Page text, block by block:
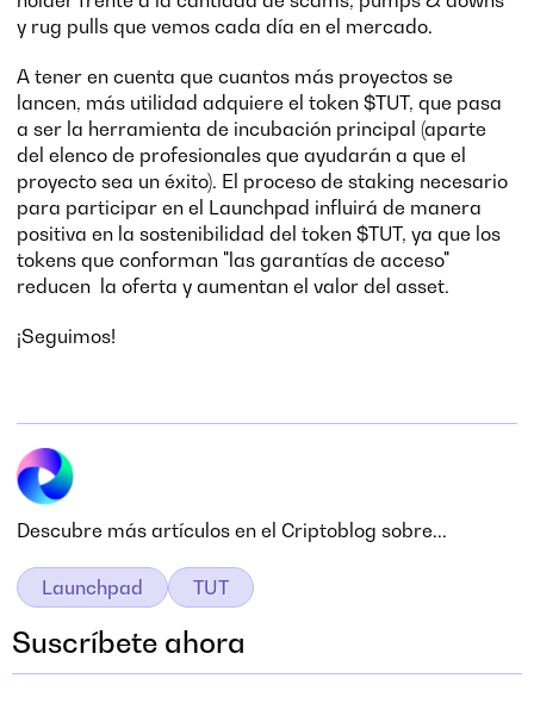
y rug pulls que vemos cada día en el mercado.
A tener en cuenta que cuantos más proyectos se
lancen, más utilidad adquiere el token $TUT, que pasa
a ser la herramienta de incubación principal (aparte
del elenco de profesionales que ayudarán a que el
proyecto sea un éxito). El proceso de staking necesario
para participar en el Launchpad influirá de manera
positiva en la sostenibilidad del token $TUT, ya que los
tokens que conforman "las garantías de acceso"
reducen la oferta y aumentan el valor del asset.
¡Seguimos!
Descubre más artículos en el Criptoblog sobre...
Launchpad TUT
Suscríbete ahora